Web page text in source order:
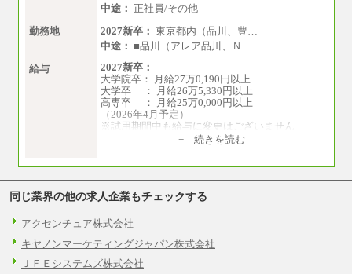
中途： 正社員/その他
勤務地
2027新卒： 東京都内（品川、豊…
中途： ■品川（アレア品川、Ｎ…
給与
2027新卒：
大学院卒： 月給27万0,190円以上
大学卒 ： 月給26万5,330円以上
高専卒 ： 月給25万0,000円以上
（2026年4月予定）
※試用期間中も給与に変更はございません
+ 続きを読む
同じ業界の他の求人企業もチェックする
アクセンチュア株式会社
キヤノンマーケティングジャパン株式会社
ＪＦＥシステムズ株式会社